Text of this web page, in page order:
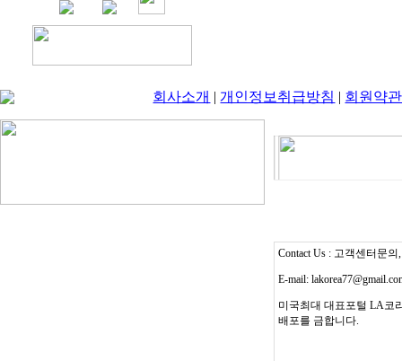
회사소개 |개인정보취급방침 | 회원약관
Contact Us : 고객센터문의
E-mail:
미국최대 대표포털 LA코
배포를 금합니다.